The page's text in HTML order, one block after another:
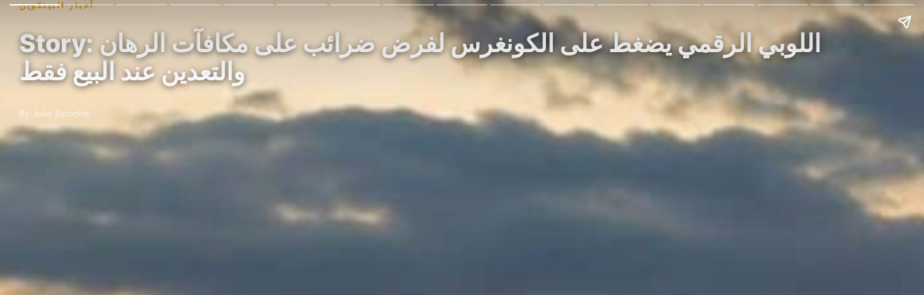
أخبار البيتكوين
Story: اللوبي الرقمي يضغط على الكونغرس لفرض ضرائب على مكافآت الرهان
والتعدين عند البيع فقط
By Julie Binoche